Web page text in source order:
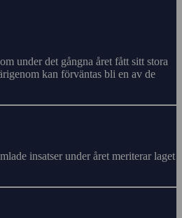
under det gångna året fått sitt stora
kan förväntas bli en av de
insatser under året meriterar laget